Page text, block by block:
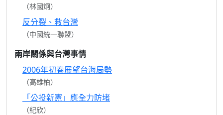
（林國炯）
反分裂、救台灣
（中國統一聯盟）
兩岸關係與台灣事情
2006年初春展望台海局勢
（高雄柏）
「公投新憲」應全力防堵
（紀欣）